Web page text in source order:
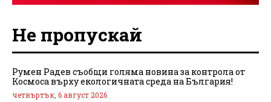
Не пропускай
Румен Радев съобщи голяма новина за контрола от
Космоса върху екологичната среда на България!
четвъртък, 6 август 2026